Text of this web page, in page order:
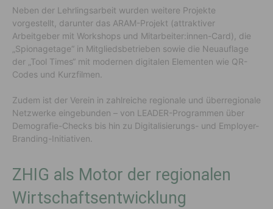
Neben der Lehrlingsarbeit wurden weitere Projekte
vorgestellt, darunter das ARAM-Projekt (attraktiver
Arbeitgeber mit Workshops und Mitarbeiter:innen-Card), die
„Spionagetage“ in Mitgliedsbetrieben sowie die Neuauflage
der „Tool Times“ mit modernen digitalen Elementen wie QR-
Codes und Kurzfilmen.
Zudem ist der Verein in zahlreiche regionale und überregionale
Netzwerke eingebunden – von LEADER-Programmen über
Demografie-Checks bis hin zu Digitalisierungs- und Employer-
Branding-Initiativen.
ZHIG als Motor der regionalen
Wirtschaftsentwicklung